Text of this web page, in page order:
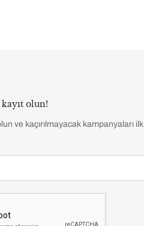
olun!
ve kaçırılmayacak kampanyaları ilk